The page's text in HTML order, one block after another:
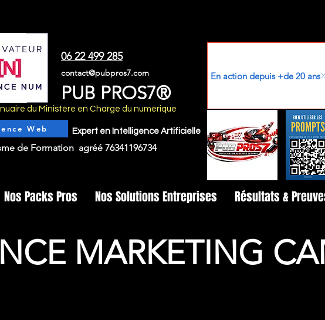
06 22 499 285
contact@pubpros7.com
PUB PROS7®
En action depuis +de 20 ans
Web
de Formation agréé 76341196734
Expert en Intelligence Artificielle
du Ministère en Charge du numérique
Nos Packs Pros Nos Solutions Entreprises Résultats &
MARKETING